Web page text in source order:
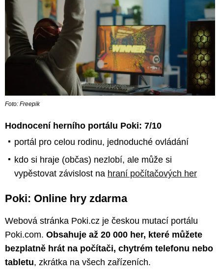
Foto: Freepik
Hodnocení herního portálu Poki: 7/10
portál pro celou rodinu, jednoduché ovládání
kdo si hraje (občas) nezlobí, ale může si
vypěstovat závislost na hraní počítačových her
Poki: Online hry zdarma
Webová stránka Poki.cz je českou mutací portálu
Poki.com. Obsahuje až 20 000 her, které můžete
bezplatně hrát na počítači, chytrém telefonu nebo
tabletu, zkrátka na všech zařízeních.